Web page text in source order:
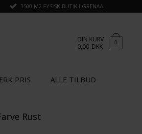
3500 M2 FYSISK BUTIK I GRENAA
DIN KURV
0,00 DKK 0
PRIS ALLE TILBUD
Rust